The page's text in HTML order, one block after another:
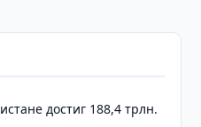
достиг 188,4 трлн.